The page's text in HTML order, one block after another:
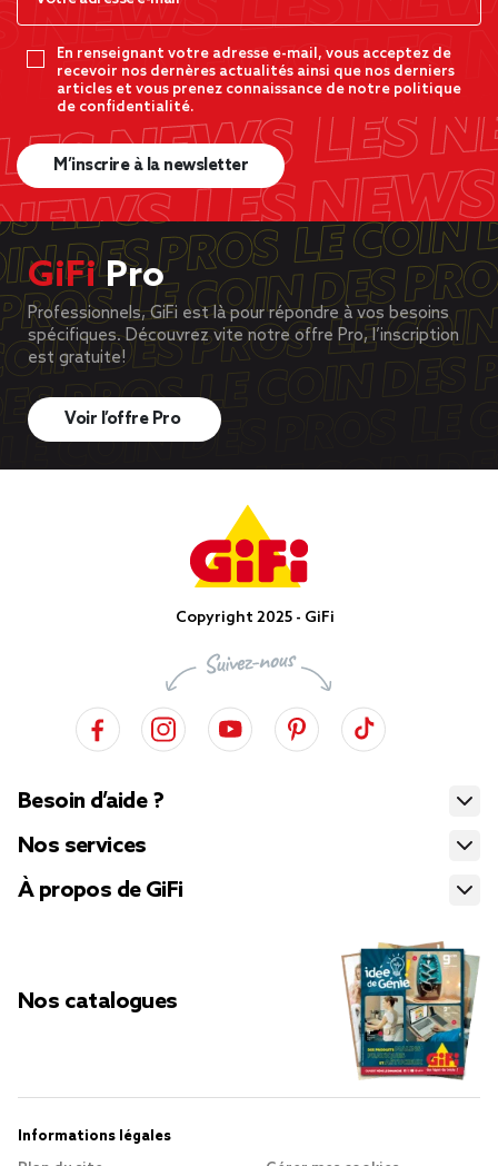
En renseignant votre adresse e-mail, vous acceptez de
recevoir nos dernères actualités ainsi que nos derniers
articles et vous prenez connaissance de notre politique
de confidentialité.
M’inscrire à la newsletter
GiFiPro
Professionnels, GiFi est là pour répondre à vos besoins
spécifiques. Découvrez vite notre offre Pro, l’inscription
est gratuite!
Voir l’offre Pro
Copyright 2025 - GiFi
Besoin d’aide ?
Nos services
À propos de GiFi
Nos catalogues
Informations légales